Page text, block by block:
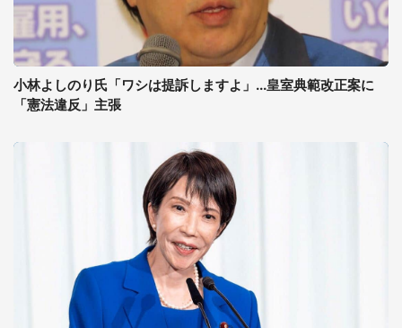
小林よしのり氏「ワシは提訴しますよ」...皇室典範改正案に
「憲法違反」主張